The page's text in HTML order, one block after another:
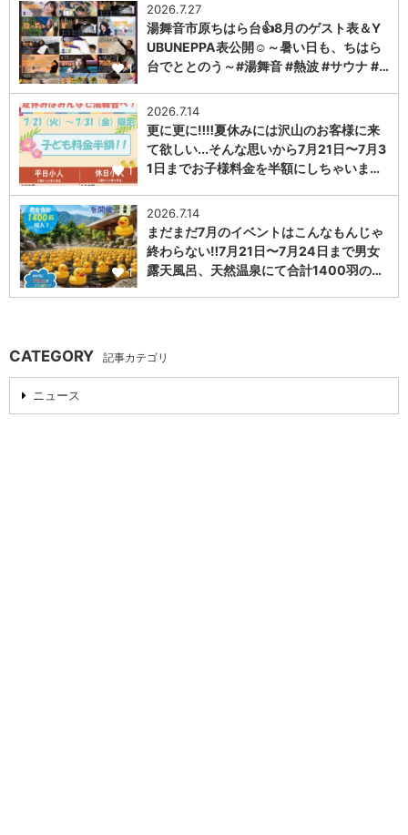
1
2026.7.27
湯舞音市原ちはら台👍8月のゲスト表＆Y
UBUNEPPA表公開☺～暑い日も、ちはら
台でととのう～#湯舞音 #熱波 #サウナ #…
1
2026.7.14
更に更に‼️‼️夏休みには沢山のお客様に来
て欲しい...そんな思いから7月21日〜7月3
1日までお子様料金を半額にしちゃいま…
1
2026.7.14
まだまだ7月のイベントはこんなもんじゃ
終わらない‼️7月21日〜7月24日まで男女
露天風呂、天然温泉にて合計1400羽の…
CATEGORY 記事カテゴリ
ニュース